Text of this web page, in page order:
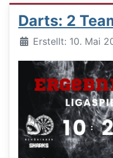
Darts: 2
DetailsErstellt: 10. Mai